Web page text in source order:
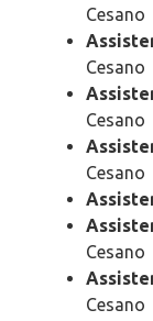
Cesano
Cesano
Cesano
Cesano
Cesano
Cesano